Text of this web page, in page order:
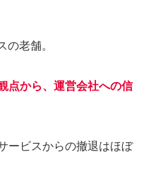
の老舗。
点から、運営会社への信
ービスからの撤退はほぼ